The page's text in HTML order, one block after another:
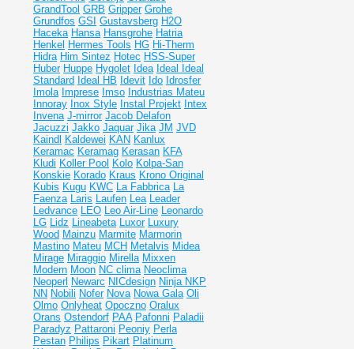
GrandTool GRB Gripper Grohe
Grundfos GSI Gustavsberg H2O
Haceka Hansa Hansgrohe Hatria
Henkel Hermes Tools HG Hi-Therm
Hidra Him Sintez Hotec HSS-Super
Huber Huppe Hygolet Idea Ideal
Ideal
Standard Ideal НВ Idevit Ido Idrosfer
Imola Imprese Imso Industrias Mateu
Innoray Inox Style Instal Projekt Intex
Invena J-mirror Jacob Delafon
Jacuzzi Jakko Jaquar Jika JM JVD
Kaindl
Kaldewei KAN Kanlux
Keramac Keramag Kerasan KFA
Kludi Koller Pool Kolo Kolpa-San
Konskie Korado Kraus Krono Original
Kubis Kugu KWC La Fabbrica La
Faenza Laris Laufen Lea Leader
Ledvance LEO Leo Air-Line Leonardo
LG Lidz Lineabeta Luxor Luxury
Wood Mainzu Marmite Marmorin
Mastino Mateu MCH Metalvis Midea
Mirage Miraggio Mirella Mixxen
Modern Moon NC clima Neoclima
Neoperl Newarc NICdesign Ninja NKP
NN Nobili Nofer Nova Nowa Gala Oli
Olmo Onlyheat Opoczno Oralux
Orans Ostendorf PAA Pafonni Paladii
Paradyz Pattaroni Peoniy Perla
Pestan Philips Pikart Platinum